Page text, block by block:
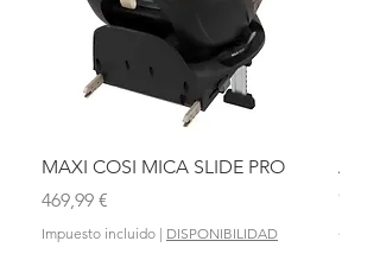
MAXI COSI MICA SLIDE PRO
Precio
469,99 €
Impuesto incluido | DISPONIBILIDAD